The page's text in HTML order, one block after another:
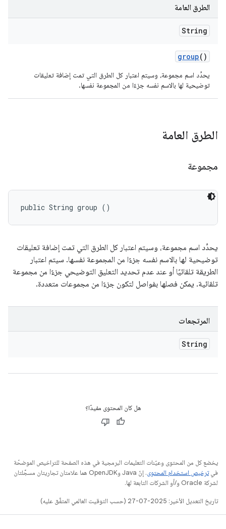
الطرق العامة
String
group()
يحدِّد اسم مجموعة، وسيتم اعتبار كل الطرق التي تمت إضافة تعليقات
توضيحية لها بالاسم نفسه جزءًا من المجموعة نفسها.
الطرق العامة
مجموعة
public String group ()
يحدِّد اسم مجموعة، وسيتم اعتبار كل الطرق التي تمت إضافة تعليقات
توضيحية لها بالاسم نفسه جزءًا من المجموعة نفسها. سيتم اعتبار
الطريقة تلقائيًا أو عند عدم تحديد التعليق التوضيحي جزءًا من مجموعة
تلقائية. يمكن فصلها بفواصل لتكون جزءًا من مجموعات متعددة.
المرتجعات
String
هل كان المحتوى مفيدًا؟
يخضع كل من المحتوى وعيّنات التعليمات البرمجية في هذه الصفحة للتراخيص الموضحّة
فيترخيص استخدام المحتوى
. إنّ Java وOpenJDK هما علامتان تجاريتان مسجَّلتان
لشركة Oracle و/أو الشركات التابعة لها.
تاريخ التعديل الأخير: 2025-07-27 (حسب التوقيت العالمي المتفَّق عليه)